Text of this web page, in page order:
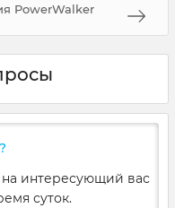
PowerWalker
интересующий вас
суток.